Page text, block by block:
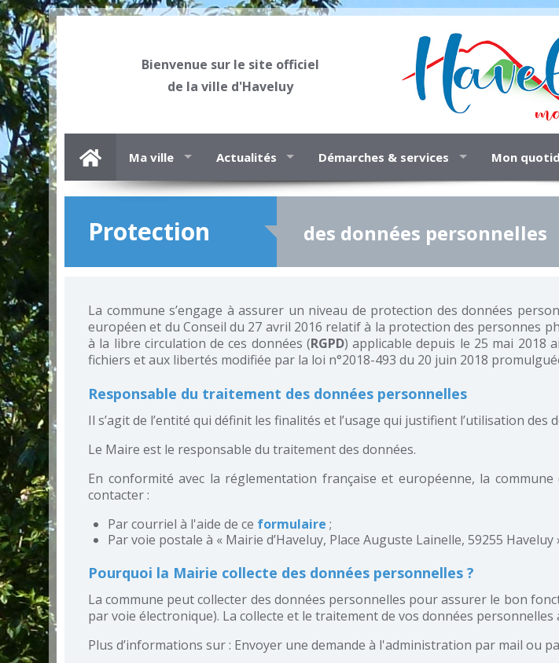
Bienvenue sur le site officiel
de la ville d'Haveluy
Ma ville Actualités Démarches & services Mon
Protection des données personnelles
La commune s’engage à assurer un niveau de protection des données
européen et du Conseil du 27 avril 2016 relatif à la protection des personnes
à la libre circulation de ces données (RGPD) applicable depuis le 25 mai 2018
fichiers et aux libertés modifiée par la loi n°2018-493 du 20 juin 2018
Responsable du traitement des données personnelles
Il s’agit de l’entité qui définit les finalités et l’usage qui justifient l’utilisation des
Le Maire est le responsable du traitement des données.
En conformité avec la réglementation française et européenne, la
contacter :
Par courriel à l'aide de ce formulaire ;
Par voie postale à « Mairie d’Haveluy, Place Auguste Lainelle, 59255 Haveluy
Pourquoi la Mairie collecte des données personnelles ?
La commune peut collecter des données personnelles pour assurer le bon
par voie électronique). La collecte et le traitement de vos données
Plus d’informations sur : Envoyer une demande à l'administration par mail ou